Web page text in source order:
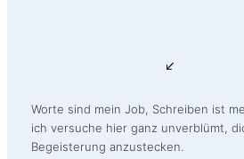
Worte sind mein Job, Schreiben ist
ich versuche hier ganz unverblümt,
Begeisterung anzustecken.